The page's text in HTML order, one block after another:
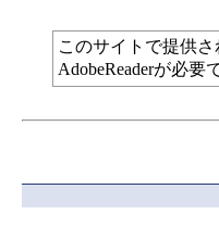
このサイトで提供
AdobeReaderが必要